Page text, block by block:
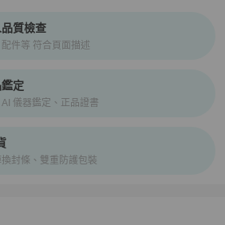
、安心購檢驗流程介紹
質檢查
件等 符合頁面描述
定
儀器鑑定、正品證書
封條、雙重防護包裝